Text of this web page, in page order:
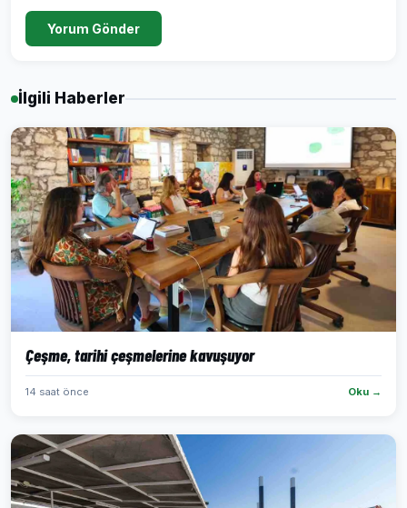
Yorum Gönder
İlgili Haberler
Çeşme, tarihi çeşmelerine kavuşuyor
14 saat önce Oku →